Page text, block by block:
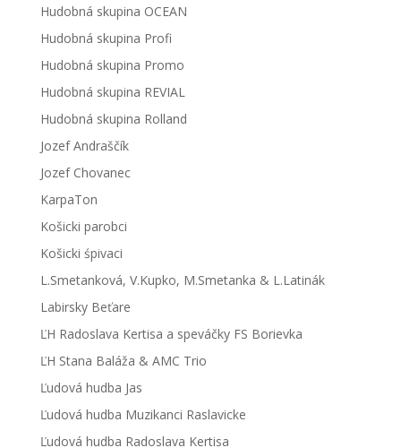
Hudobná skupina OCEAN
Hudobná skupina Profi
Hudobná skupina Promo
Hudobná skupina REVIAL
Hudobná skupina Rolland
Jozef Andraščík
Jozef Chovanec
KarpaTon
Košicki parobci
Košicki śpivaci
L.Smetanková, V.Kupko, M.Smetanka & L.Latinák
Labirsky Beťare
ĽH Radoslava Kertisa a speváčky FS Borievka
ĽH Stana Baláža & AMC Trio
Ľudová hudba Jas
Ľudová hudba Muzikanci Raslavicke
Ľudová hudba Radoslava Kertisa